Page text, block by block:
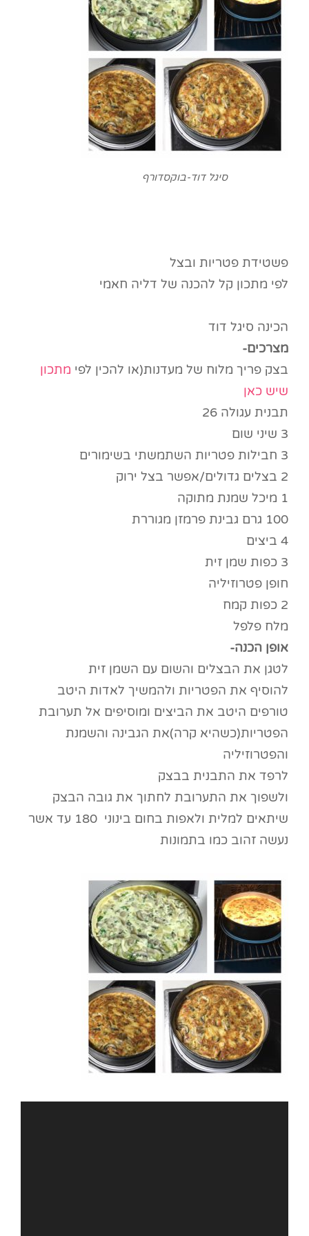
סיגל דוד-בוקסדורף
פשטידת פטריות ובצל
לפי מתכון קל להכנה של דליה חאמי
הכינה סיגל דוד
מצרכים-
בצק פריך מלוח של מעדנות(או להכין לפי מתכון
שיש כאן
תבנית עגולה 26
3 שיני שום
3 חבילות פטריות השתמשתי בשימורים
2 בצלים גדולים/אפשר בצל ירוק
1 מיכל שמנת מתוקה
100 גרם גבינת פרמזן מגוררת
4 ביצים
3 כפות שמן זית
חופן פטרוזיליה
2 כפות קמח
מלח פלפל
אופן הכנה-
לטגן את הבצלים והשום עם השמן זית
להוסיף את הפטריות ולהמשיך לאדות היטב
טורפים היטב את הביצים ומוסיפים אל תערובת
הפטריות(כשהיא קרה)את הגבינה והשמנת
והפטרוזיליה
לרפד את התבנית בבצק
ולשפוך את התערובת לחתוך את גובה הבצק
שיתאים למלית ולאפות בחום בינוני 180 עד אשר
נעשה זהוב כמו בתמונות